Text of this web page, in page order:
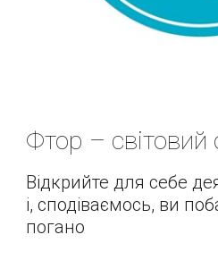
Фтор – світовий
Відкрийте для себе
і, сподіваємось, ви
погано